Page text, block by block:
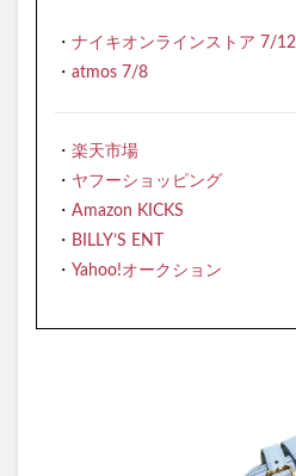
・ ナイキオンラインストア 7/12
・ atmos 7/8
・ 楽天市場
・ ヤフーショッピング
・ Amazon KICKS
・ BILLY’S ENT
・ Yahoo!オークション